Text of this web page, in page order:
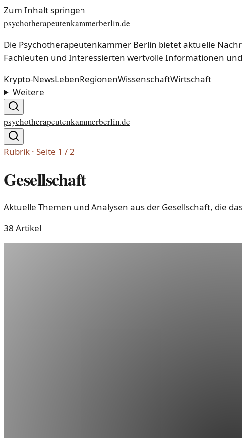
Zum Inhalt springen
psychotherapeutenkammerberlin.de
Die Psychotherapeutenkammer Berlin bietet aktuelle
Fachleuten und Interessierten wertvolle Informationen
Krypto-NewsLebenRegionenWissenschaftWirtschaft
Weitere
psychotherapeutenkammerberlin.de
Rubrik · Seite 1 /2
Gesellschaft
Aktuelle Themen und Analysen aus der Gesellschaft, die
38 Artikel